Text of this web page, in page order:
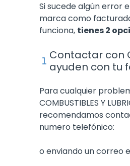
Si sucede algún error
marca como facturado,
funciona, tienes 2
Contactar con
ayuden con tu
Para cualquier
COMBUSTIBLES Y
recomendamos
numero telefónico:
o enviando un correo